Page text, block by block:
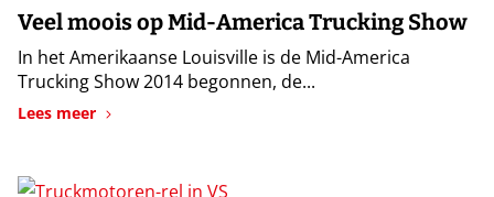
Veel moois op Mid-America Trucking Show
In het Amerikaanse Louisville is de Mid-America
Trucking Show 2014 begonnen, de...
Lees meer